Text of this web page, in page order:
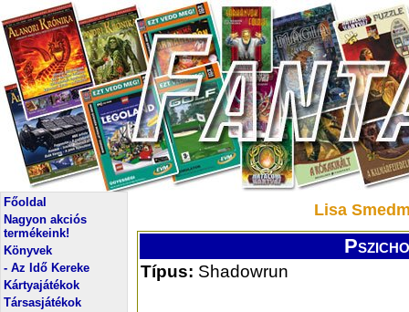
Főoldal
Nagyon akciós
termékeink!
Könyvek
- Az Idő Kereke
Kártyajátékok
Társasjátékok
Lisa
Típus: Shadowrun